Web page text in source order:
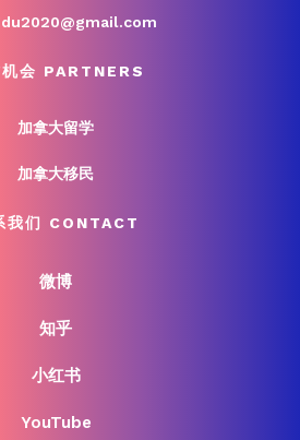
会 PARTNERS
加拿大留学
加拿大移民
我们 CONTACT
微博
知乎
小红书
YouTube